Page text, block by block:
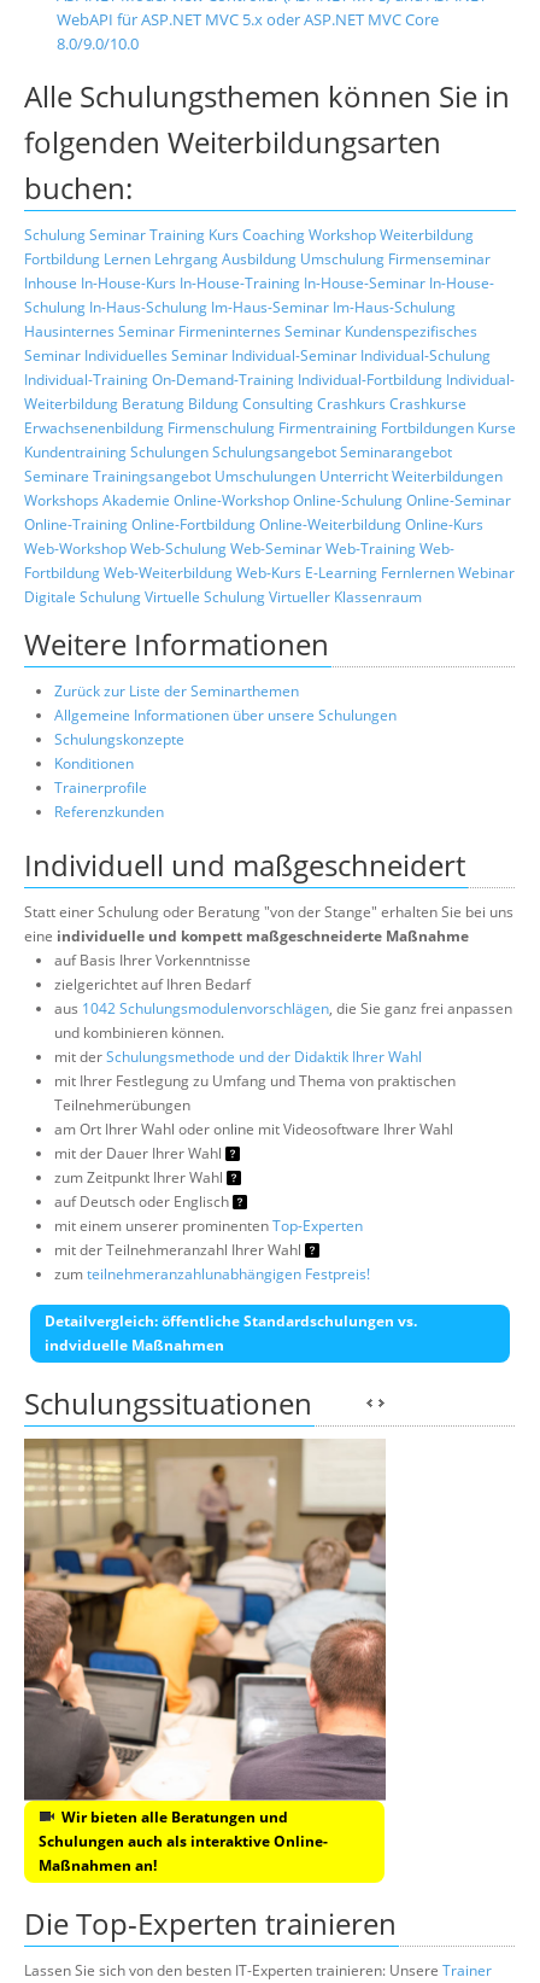
WebAPI für ASP.NET MVC 5.x oder ASP.NET MVC Core
8.0/9.0/10.0
Alle Schulungsthemen können Sie in
folgenden Weiterbildungsarten
buchen:
SchulungSeminarTraining Kurs CoachingWorkshopWeiterbildung
Fortbildung Lernen LehrgangAusbildung Umschulung Firmenseminar
Inhouse In-House-Kurs In-House-Training In-House-Seminar In-House-
Schulung In-Haus-Schulung Im-Haus-Seminar Im-Haus-Schulung
Hausinternes Seminar Firmeninternes Seminar Kundenspezifisches
Seminar Individuelles Seminar Individual-Seminar Individual-Schulung
Individual-TrainingOn-Demand-Training Individual-Fortbildung Individual-
Weiterbildung Beratung BildungConsultingCrashkurs Crashkurse
Erwachsenenbildung Firmenschulung Firmentraining Fortbildungen Kurse
KundentrainingSchulungenSchulungsangebotSeminarangebot
Seminare Trainingsangebot Umschulungen UnterrichtWeiterbildungen
Workshops Akademie Online-WorkshopOnline-SchulungOnline-Seminar
Online-TrainingOnline-FortbildungOnline-WeiterbildungOnline-Kurs
Web-WorkshopWeb-SchulungWeb-SeminarWeb-TrainingWeb-
FortbildungWeb-WeiterbildungWeb-Kurs E-Learning FernlernenWebinar
Digitale SchulungVirtuelle SchulungVirtueller Klassenraum
Weitere Informationen
Zurück zur Liste der Seminarthemen
Allgemeine Informationen über unsere Schulungen
Schulungskonzepte
Konditionen
Trainerprofile
Referenzkunden
Individuell und maßgeschneidert
Statt einer Schulung oder Beratung "von der Stange" erhalten Sie bei uns
eine individuelle und kompett maßgeschneiderte Maßnahme
auf Basis Ihrer Vorkenntnisse
zielgerichtet auf Ihren Bedarf
aus 1042 Schulungsmodulenvorschlägen, die Sie ganz frei anpassen
und kombinieren können.
mit derSchulungsmethode und der Didaktik Ihrer Wahl
mit Ihrer Festlegung zu Umfang und Thema von praktischen
Teilnehmerübungen
am Ort Ihrer Wahl oder online mit Videosoftware Ihrer Wahl
mit der Dauer Ihrer Wahl
zum Zeitpunkt Ihrer Wahl
auf Deutsch oder Englisch
mit einem unserer prominentenTop-Experten
mit der Teilnehmeranzahl Ihrer Wahl
zumteilnehmeranzahlunabhängigen Festpreis!
Detailvergleich: öffentliche Standardschulungen vs.
indviduelle Maßnahmen
Schulungssituationen
Wir bieten alle Beratungen und
Schulungen auch als interaktive Online-
Maßnahmen an!
Die Top-Experten trainieren
Lassen Sie sich von den besten IT-Experten trainieren: Unsere Trainer